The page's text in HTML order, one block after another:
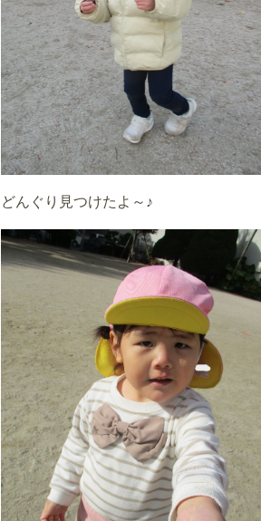
どんぐり見つけたよ～♪